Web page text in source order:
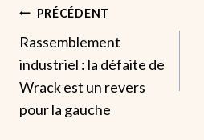
Navigation
De
L’article
PRÉCÉDENT
Rassemblement
industriel : la défaite de
Wrack est un revers
pour la gauche